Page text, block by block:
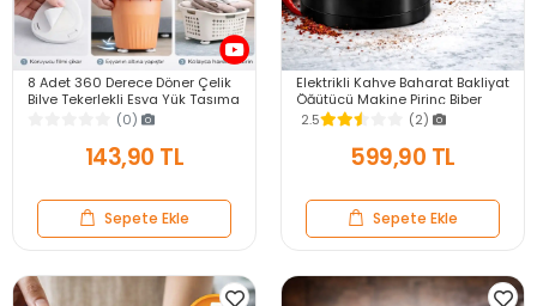
8 Adet 360 Derece Döner Çelik
Bilye Tekerlekli Eşya Yük Taşıma
Yapışkanlı Eşya Kaydırma
(0)
143,90 TL
Sepete Ekle
Elektrikli Kahve Baharat Bakliyat
Öğütücü Makine Pirinç Biber
Tahıl Öğütücü Değirmen Gıda
Öğütücü
2.5 (2)
599,90 TL
Sepete Ekle